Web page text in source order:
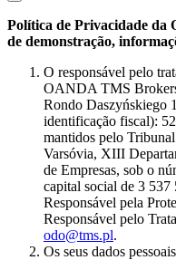
Política de Privacidade
de demonstração,
O responsável pelo
OANDA TMS
Rondo Daszyńskiego
identificação fiscal):
mantidos pelo
Varsóvia, XIII
de Empresas, sob o
capital social de 3
Responsável pela
Responsável pelo
odo@tms.pl.
Os seus dados